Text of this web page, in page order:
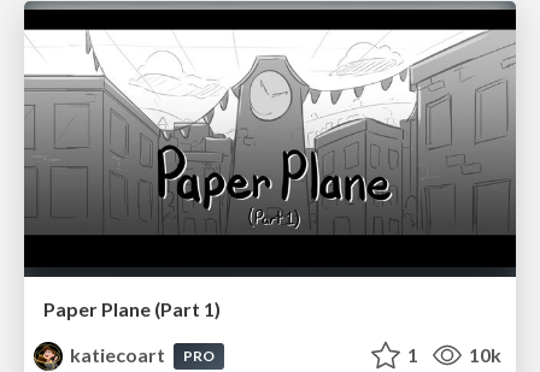
Paper Plane (Part 1)
katiecoart
PRO 1 10k